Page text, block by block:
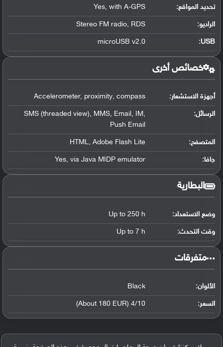
تحديد المواقع:
Yes, with A-GPS
الراديو: Stereo FM radio, RDS
USB
:
microUSB v2.0
خصائص أخرى
أجهزة الاستشعار: Accelerometer, proximity, compass
الرسائل:
SMS (threaded view), MMS, Email, IM,
Push Email
المتصفح: HTML, Adobe Flash Lite
جافا: Yes, via Java MIDP emulator
البطارية
وضع الاستعداد: Up to 250 h
وقت التحدث: Up to 7 h
‏متفرقات‏
الألوان: Black
السعر: 4/10 (About 180 EUR)